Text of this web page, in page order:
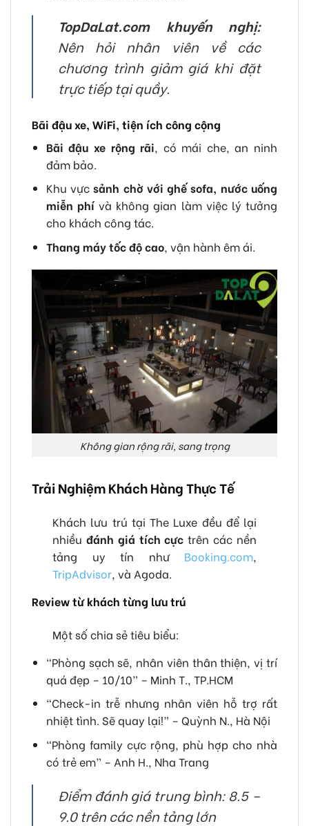
TopDaLat.com khuyến nghị:
Nên hỏi nhân viên về các
chương trình giảm giá khi đặt
trực tiếp tại quầy.
Bãi đậu xe, WiFi, tiện ích công cộng
Bãi đậu xe rộng rãi, có mái che, an ninh
đảm bảo.
Khu vựcsảnh chờ với ghế sofa, nước uống
miễn phívà không gian làm việc lý tưởng
cho khách công tác.
Thang máy tốc độ cao, vận hành êm ái.
Không gian rộng rãi, sang trọng
Trải Nghiệm Khách Hàng Thực Tế
Khách lưu trú tại The Luxe đều để lại
nhiều đánh giá tích cực trên các nền
tảng uy tín như Booking.com,
TripAdvisor, và Agoda.
Review từ khách từng lưu trú
Một số chia sẻ tiêu biểu:
“Phòng sạch sẽ, nhân viên thân thiện, vị trí
quá đẹp – 10/10” – Minh T., TP.HCM
“Check-in trễ nhưng nhân viên hỗ trợ rất
nhiệt tình. Sẽ quay lại!” – Quỳnh N., Hà Nội
“Phòng family cực rộng, phù hợp cho nhà
có trẻ em” – Anh H., Nha Trang
Điểm đánh giá trung bình: 8.5 –
9.0 trên các nền tảng lớn